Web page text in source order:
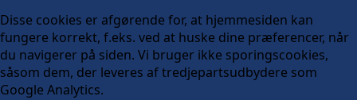
Disse cookies er afgørende for, at hjemmesiden kan
fungere korrekt, f.eks. ved at huske dine præferencer, når
du navigerer på siden. Vi bruger ikke sporingscookies,
såsom dem, der leveres af tredjepartsudbydere som
Google Analytics.